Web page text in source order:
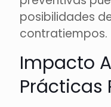
posibilidades
contratiempos.
Impacto
Prácticas